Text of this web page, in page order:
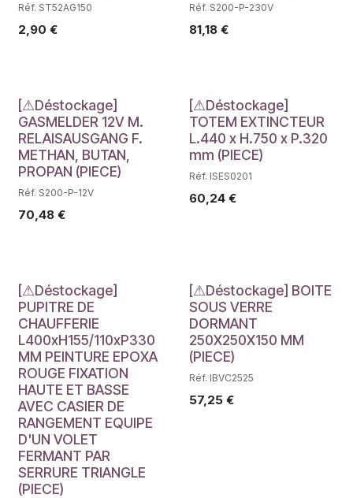
Réf. ST52AG150
2,90 €
Réf. S200-P-230V
81,18€
Déstockage
[⚠Déstockage]
GASMELDER 12V M.
RELAISAUSGANG F.
METHAN, BUTAN,
PROPAN (PIECE)
Réf. S200-P-12V
70,48 €
Déstockage
[⚠Déstockage]
TOTEM EXTINCTEUR
L.440 x H.750 x P.320
mm (PIECE)
Réf. ISES0201
60,24€
Déstockage
[⚠Déstockage]
PUPITRE DE
CHAUFFERIE
L400xH155/110xP330
MM PEINTURE EPOXA
ROUGE FIXATION
HAUTE ET BASSE
AVEC CASIER DE
RANGEMENT EQUIPE
D'UN VOLET
FERMANT PAR
SERRURE TRIANGLE
(PIECE)
Déstockage
[⚠Déstockage] BOITE
SOUS VERRE
DORMANT
250X250X150 MM
(PIECE)
Réf. IBVC2525
57,25€